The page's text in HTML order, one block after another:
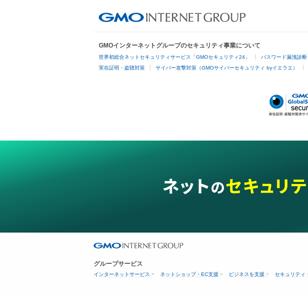
GMOインターネットグループのセキュリティ事業について
世界初総合ネットセキュリティサービス「GMOセキュリティ24」 パスワード漏洩診断
実在証明・盗聴対策 サイバー攻撃対策（GMOサイバーセキュリティ byイエラエ）
グループサービス
インターネットサービス ネットショップ・EC支援 ビジネスを支援 セキュリティ